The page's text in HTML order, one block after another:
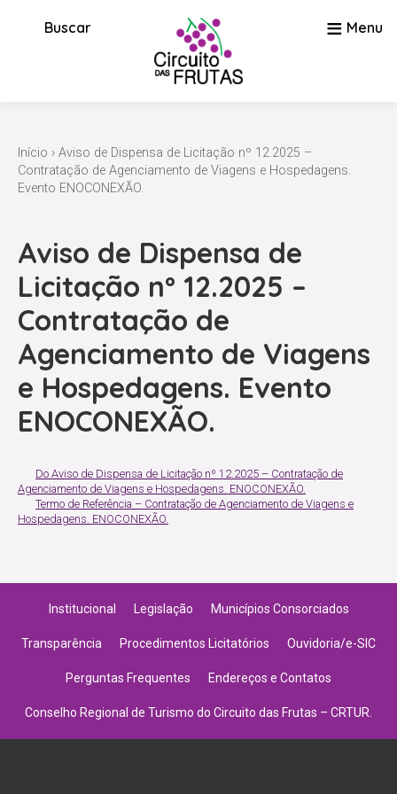
Buscar ≡ Menu
Início › Aviso de Dispensa de Licitação nº 12.2025 –
Contratação de Agenciamento de Viagens e Hospedagens.
Evento ENOCONEXÃO.
Aviso de Dispensa de
Licitação nº 12.2025 –
Contratação de
Agenciamento de Viagens
e Hospedagens. Evento
ENOCONEXÃO.
Do Aviso de Dispensa de Licitação nº 12.2025 – Contratação de
Agenciamento de Viagens e Hospedagens. ENOCONEXÃO.
Termo de Referência – Contratação de Agenciamento de Viagens e
Hospedagens. ENOCONEXÃO.
Institucional Legislação Municípios Consorciados
Transparência Procedimentos Licitatórios Ouvidoria/e-SIC
Perguntas Frequentes Endereços e Contatos
Conselho Regional de Turismo do Circuito das Frutas – CRTUR.